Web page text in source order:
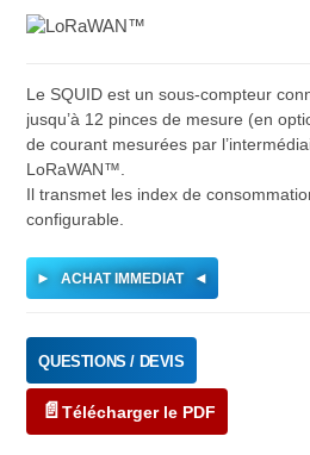
Le SQUID est un sous-compteur
jusqu’à 12 pinces de mesure (en
de courant mesurées par
LoRaWAN™.
Il transmet les index de
configurable.
►ACHAT IMMEDIAT◄
QUESTIONS / DEVIS
Télécharger le PDF